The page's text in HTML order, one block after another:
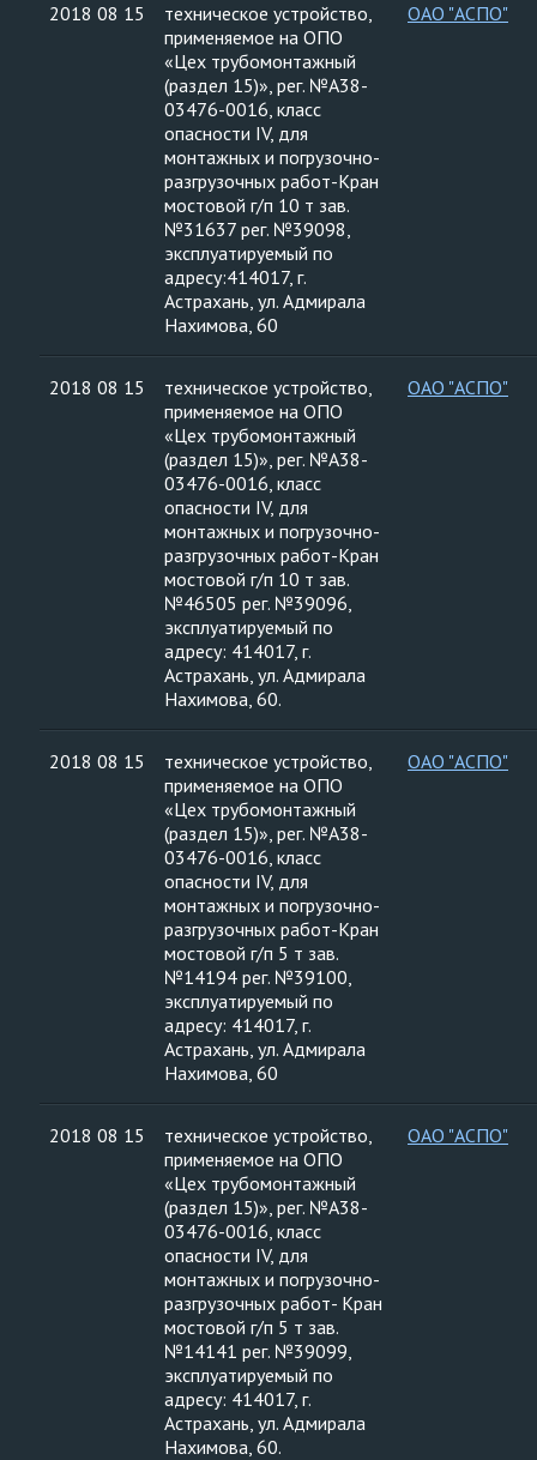
2018 08 15
техническое устройство,
применяемое на ОПО
«Цех трубомонтажный
(раздел 15)», рег. №А38-
03476-0016, класс
опасности IV, для
монтажных и погрузочно-
разгрузочных работ-Кран
мостовой г/п 10 т зав.
№31637 рег. №39098,
эксплуатируемый по
адресу:414017, г.
Астрахань, ул. Адмирала
Нахимова, 60
ОАО "АСПО"
2018 08 15
техническое устройство,
применяемое на ОПО
«Цех трубомонтажный
(раздел 15)», рег. №А38-
03476-0016, класс
опасности IV, для
монтажных и погрузочно-
разгрузочных работ-Кран
мостовой г/п 10 т зав.
№46505 рег. №39096,
эксплуатируемый по
адресу: 414017, г.
Астрахань, ул. Адмирала
Нахимова, 60.
ОАО "АСПО"
2018 08 15
техническое устройство,
применяемое на ОПО
«Цех трубомонтажный
(раздел 15)», рег. №А38-
03476-0016, класс
опасности IV, для
монтажных и погрузочно-
разгрузочных работ-Кран
мостовой г/п 5 т зав.
№14194 рег. №39100,
эксплуатируемый по
адресу: 414017, г.
Астрахань, ул. Адмирала
Нахимова, 60
ОАО "АСПО"
2018 08 15
техническое устройство,
применяемое на ОПО
«Цех трубомонтажный
(раздел 15)», рег. №А38-
03476-0016, класс
опасности IV, для
монтажных и погрузочно-
разгрузочных работ- Кран
мостовой г/п 5 т зав.
№14141 рег. №39099,
эксплуатируемый по
адресу: 414017, г.
Астрахань, ул. Адмирала
Нахимова, 60.
ОАО "АСПО"